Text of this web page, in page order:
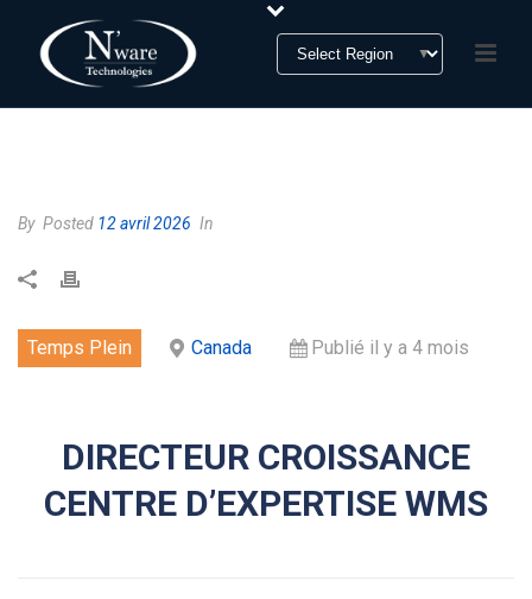
By Posted 12 avril 2026 In
Temps Plein Canada Publié il y a 4 mois
DIRECTEUR CROISSANCE
CENTRE D’EXPERTISE WMS